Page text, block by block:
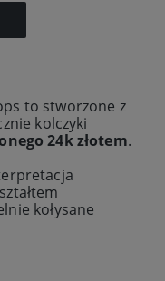
to stworzone z
kolczyki
24k złotem.
kołysane